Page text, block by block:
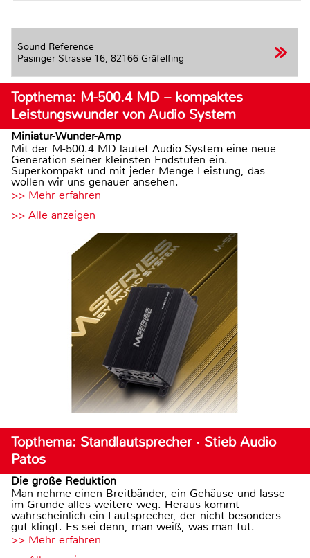
Sound Reference
Pasinger Strasse 16, 82166 Gräfelfing
Topthema: M-500.4 MD – kompaktes
Leistungswunder von Audio System
Miniatur-Wunder-Amp
Mit der M-500.4 MD läutet Audio System eine neue
Generation seiner kleinsten Endstufen ein.
Superkompakt und mit jeder Menge Leistung, das
wollen wir uns genauer ansehen.
>> Mehr erfahren
>> Alle anzeigen
Topthema: Standlautsprecher · Stieb Audio
Patos
Die große Reduktion
Man nehme einen Breitbänder, ein Gehäuse und lasse
im Grunde alles weitere weg. Heraus kommt
wahrscheinlich ein Lautsprecher, der nicht besonders
gut klingt. Es sei denn, man weiß, was man tut.
>> Mehr erfahren